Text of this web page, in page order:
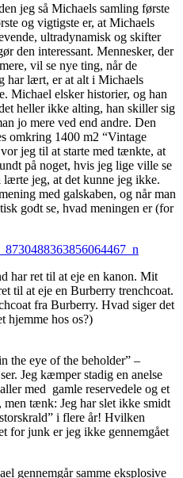
jeg så Michaels samling første
og vigtigste er, at Michaels
ultradynamisk og skifter
den interessant. Mennesker, der
vil se nye ting, når de
har lært, er at alt i Michaels
Michael elsker historier, og han
heller ikke alting, han skiller sig
jo mere ved end andre. Den
omkring 1400 m2 “Vintage
jeg til at starte med tænkte, at
på noget, hvis jeg lige ville se
lærte jeg, at det kunne jeg ikke.
med galskaben, og når man
godt se, hvad meningen er (for
har ret til at eje en kanon. Mit
til at eje en Burberry trenchcoat.
fra Burberry. Hvad siger det
hjemme hos os?)
the eye of the beholder” –
Jeg kæmper stadig en anelse
med gamle reservedele og et
men tænk: Jeg har slet ikke smidt
i flere år! Hvilken
for junk er jeg ikke gennemgået
gennemgår samme eksplosive